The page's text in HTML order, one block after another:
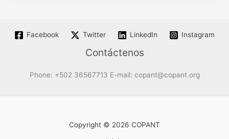
Facebook Twitter LinkedIn Instagram
Contáctenos
Phone: +502 36567713 E-mail: copant@copant.org
Copyright © 2026 COPANT